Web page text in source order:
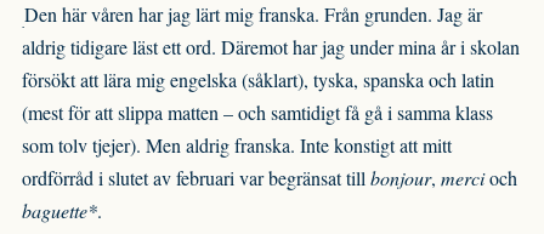
Den här våren har jag lärt mig franska. Från grunden. Jag är
aldrig tidigare läst ett ord. Däremot har jag under mina år i skolan
försökt att lära mig engelska (såklart), tyska, spanska och latin
(mest för att slippa matten – och samtidigt få gå i samma klass
som tolv tjejer). Men aldrig franska. Inte konstigt att mitt
ordförråd i slutet av februari var begränsat tillbonjour, mercioch
baguette*.